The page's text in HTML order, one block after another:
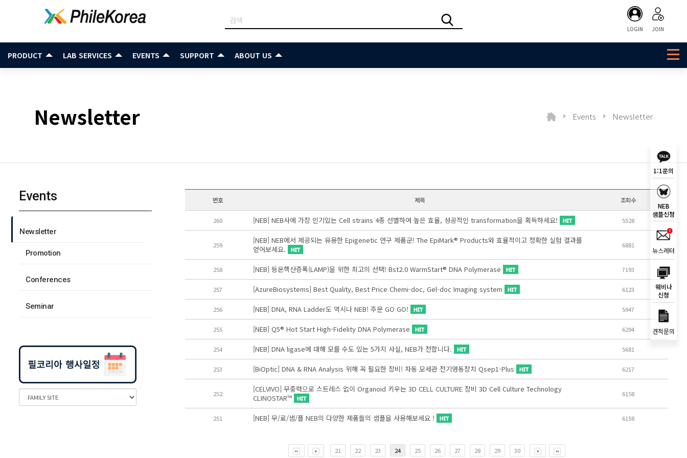
LOGIN JOIN
PRODUCT LAB SERVICES EVENTS SUPPORT ABOUT US
Newsletter Events Newsletter
Events
Newsletter
Promotion
Conferences
Seminar
번호 제목 조회수
260 [NEB] NEB사에 가장 인기있는 Cell strains 4종 선별하여 높은 효율, 성공적인 transformation을 획득하세요! 5528
259
[NEB] NEB에서 제공되는 유용한 Epigenetic 연구 제품군! The EpiMark® Products와 효율적이고 정확한 실험 결과를
얻어보세요.
6881
258 [NEB] 등온핵산증폭(LAMP)을 위한 최고의 선택! Bst2.0 WarmStart® DNA Polymerase 7193
257 [AzureBiosystems] Best Quality, Best Price Chemi-doc, Gel-doc Imaging system 6123
256 [NEB] DNA, RNA Ladder도 역시나 NEB! 주문 GO GO! 5947
255 [NEB] Q5® Hot Start High-Fidelity DNA Polymerase 6294
254 [NEB] DNA ligase에 대해 모를 수도 있는 5가지 사실, NEB가 전합니다. 5681
253 [BiOptic] DNA & RNA Analysis 위해 꼭 필요한 장비! 자동 모세관 전기영동장치 Qsep1-Plus 6217
252
[CELVIVO] 무중력으로 스트레스 없이 Organoid 키우는 3D CELL CULTURE 장비 3D Cell Culture Technology
CLINOSTAR™
6158
251 [NEB] 무/료/샘/플 NEB의 다양한 제품들의 샘플을 사용해보세요 ! 6158
21 22 23 24 25 26 27 28 29 30
1:1문의
NEB
샘플신청
뉴스레터
웨비나
신청
견적문의